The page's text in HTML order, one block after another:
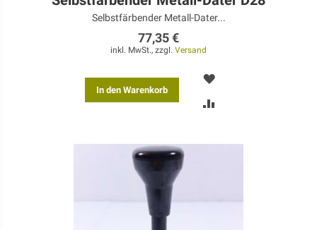
Selbstfärbender Metall-Dater...
77,35 €
inkl. MwSt., zzgl. Versand
In den Warenkorb
MERKEN